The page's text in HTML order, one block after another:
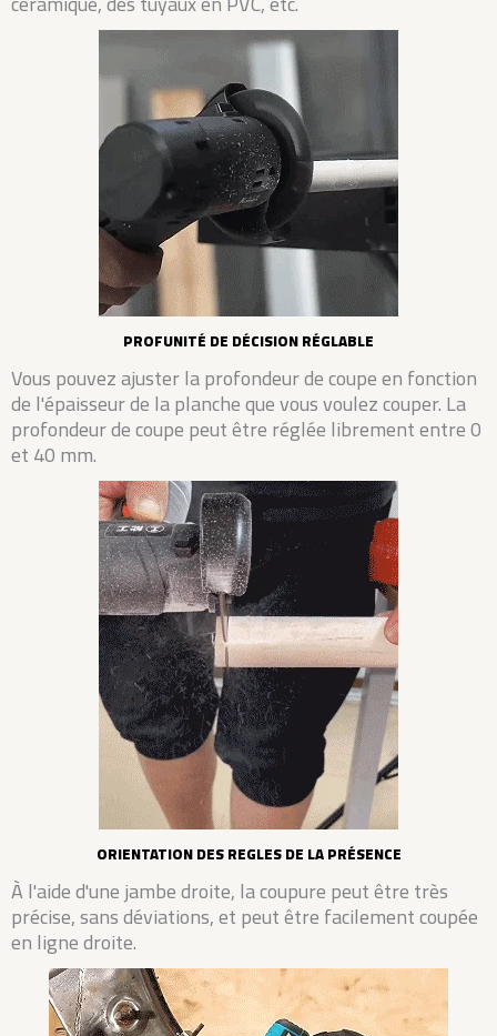
PROFUNITÉ DE DÉCISION RÉGLABLE
Vous pouvez ajuster la profondeur de coupe en fonction
de l'épaisseur de la planche que vous voulez couper. La
profondeur de coupe peut être réglée librement entre 0
et 40 mm.
ORIENTATION DES REGLES DE LA PRÉSENCE
À l'aide d'une jambe droite, la coupure peut être très
précise, sans déviations, et peut être facilement coupée
en ligne droite.